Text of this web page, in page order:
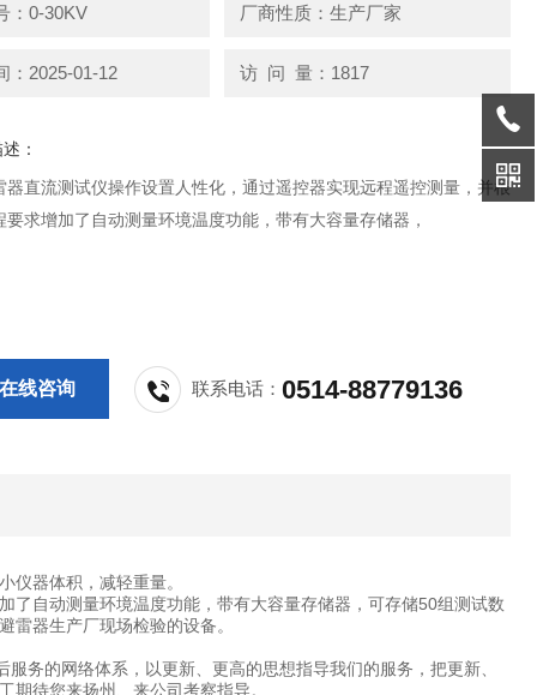
：0-30KV 厂商性质：生产厂家
：2025-01-12 访 问 量：1817
：
器直流测试仪操作设置人性化，通过遥控器实现远程遥控测量，并根
要求增加了自动测量环境温度功能，带有大容量存储器，
线咨询 联系电话：0514-88779136
仪器体积，减轻重量。
了自动测量环境温度功能，带有大容量存储器，可存储50组测试数
雷器生产厂现场检验的设备。
务的网络体系，以更新、更高的思想指导我们的服务，把更新、
待您来扬州、来公司考察指导。